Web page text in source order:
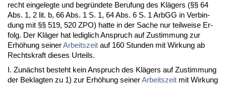
recht ein­ge­leg­te und be­gründe­te Be­ru­fung des Klägers (§§ 64
Abs. 1, 2 lit. b, 66 Abs. 1 S. 1, 64 Abs. 6 S. 1 ArbGG in Ver­bin­
dung mit §§ 519, 520 ZPO) hat­te in der Sa­che nur teil­wei­se Er­
folg. Der Kläger hat le­dig­lich An­spruch auf Zu­stim­mung zur
Erhöhung sei­nerAr­beits­zeit auf 160 St­un­den mit Wir­kung ab
Rechts­kraft die­ses Ur­teils.
I. Zunächst be­steht kein An­spruch des Klägers auf Zu­stim­mung
der Be­klag­ten zu 1) zur Erhöhung sei­nerAr­beits­zeit mit Wir­kung